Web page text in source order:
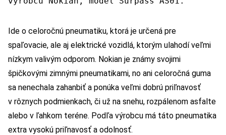
Ide o celoročnú pneumatiku, ktorá je určená pre
spaľovacie, ale aj elektrické vozidlá, ktorým ulahodí veľmi
nízkym valivým odporom. Nokian je známy svojimi
špičkovými zimnými pneumatikami, no ani celoročná guma
sa nenechala zahanbiť a ponúka veľmi dobrú priľnavosť
v rôznych podmienkach, či už na snehu, rozpálenom asfalte
alebo v ľahkom teréne. Podľa výrobcu má táto pneumatika
extra vysokú priľnavosť a odolnosť.